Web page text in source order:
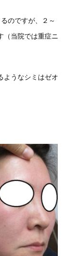
のですが、２～
（当院では重症ニ
ようなシミはゼオ